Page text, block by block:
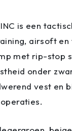
is een
airsoft
met rip-stop
onder
vest en